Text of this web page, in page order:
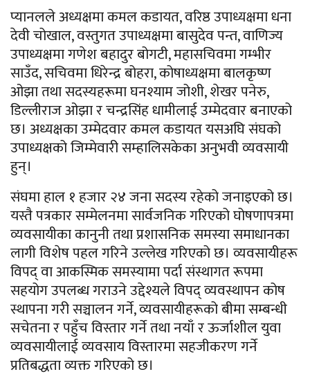
प्यानलले अध्यक्षमा कमल कडायत, वरिष्ठ उपाध्यक्षमा धना
देवी चोखाल, वस्तुगत उपाध्यक्षमा बासुदेव पन्त, वाणिज्य
उपाध्यक्षमा गणेश बहादुर बोगटी, महासचिवमा गम्भीर
साउँद, सचिवमा धिरेन्द्र बोहरा, कोषाध्यक्षमा बालकृष्ण
ओझा तथा सदस्यहरूमा घनश्याम जोशी, शेखर पनेरु,
डिल्लीराज ओझा र चन्द्रसिंह धामीलाई उम्मेदवार बनाएको
छ। अध्यक्षका उम्मेदवार कमल कडायत यसअघि संघको
उपाध्यक्षको जिम्मेवारी सम्हालिसकेका अनुभवी व्यवसायी
हुन्।
संघमा हाल १ हजार २४ जना सदस्य रहेको जनाइएको छ।
यस्तै पत्रकार सम्मेलनमा सार्वजनिक गरिएको घोषणापत्रमा
व्यवसायीका कानुनी तथा प्रशासनिक समस्या समाधानका
लागी विशेष पहल गरिने उल्लेख गरिएको छ। व्यवसायीहरू
विपद् वा आकस्मिक समस्यामा पर्दा संस्थागत रूपमा
सहयोग उपलब्ध गराउने उद्देश्यले विपद् व्यवस्थापन कोष
स्थापना गरी सञ्चालन गर्ने, व्यवसायीहरूको बीमा सम्बन्धी
सचेतना र पहुँच विस्तार गर्ने तथा नयाँ र ऊर्जाशील युवा
व्यवसायीलाई व्यवसाय विस्तारमा सहजीकरण गर्ने
प्रतिबद्धता व्यक्त गरिएको छ।